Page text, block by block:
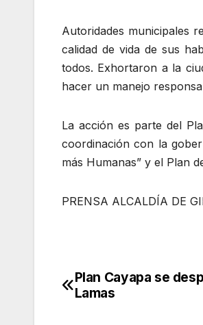
Autoridades municipales
calidad de vida de sus
todos. Exhortaron a la
hacer un manejo
La acción es parte del
coordinación con la
más Humanas” y el Plan
PRENSA ALCALDÍA DE
Navegación
Plan Cayapa se
Lamas